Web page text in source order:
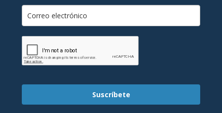
Suscríbete